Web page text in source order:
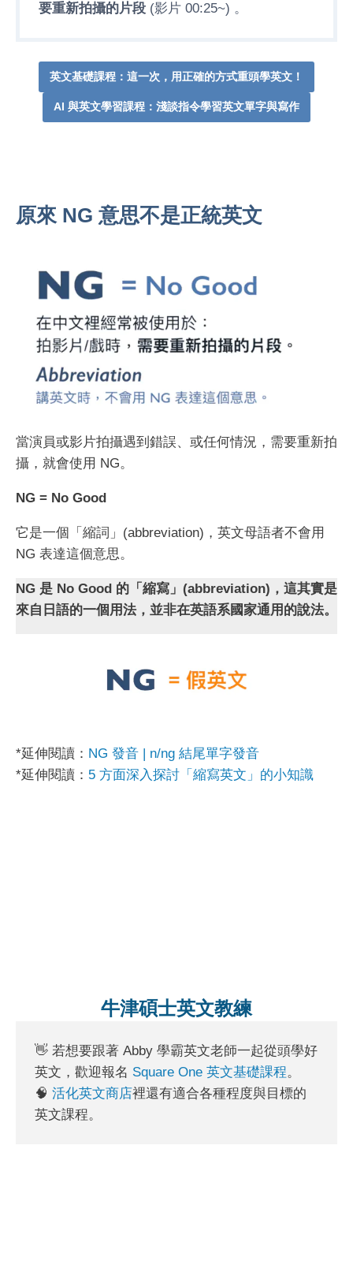
要重新拍攝的片段 (影片 00:25~) 。
英文基礎課程：這一次，用正確的方式重頭學英文！
AI 與英文學習課程：淺談指令學習英文單字與寫作
原來 NG 意思不是正統英文
當演員或影片拍攝遇到錯誤、或任何情況，需要重新拍
攝，就會使用 NG。
NG = No Good
它是一個「縮詞」(abbreviation)，英文母語者不會用
NG 表達這個意思。
NG 是 No Good 的「縮寫」(abbreviation)，這其實是
來自日語的一個用法，並非在英語系國家通用的說法。
*延伸閱讀： NG 發音 | n/ng 結尾單字發音
*延伸閱讀： 5 方面深入探討「縮寫英文」的小知識
牛津碩士英文教練
👋 若想要跟著 Abby 學霸英文老師一起從頭學好
英文，歡迎報名 Square One 英文基礎課程。
🧠 活化英文商店裡還有適合各種程度與目標的
英文課程。